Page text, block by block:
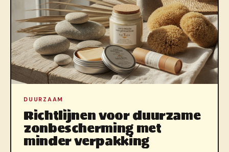
DUURZAAM
Richtlijnen voor duurzame
zonbescherming met
minder verpakking